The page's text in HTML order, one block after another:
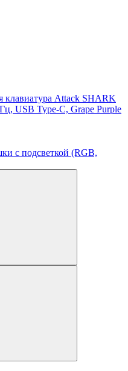
клавиатура‌ Attack SHARK
USB Type-C,‌ Grape Purple